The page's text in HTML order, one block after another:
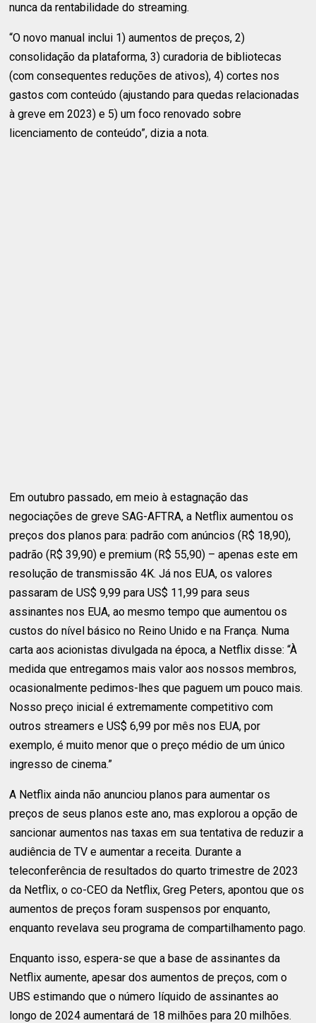
nunca da rentabilidade do streaming.
“O novo manual inclui 1) aumentos de preços, 2)
consolidação da plataforma, 3) curadoria de bibliotecas
(com consequentes reduções de ativos), 4) cortes nos
gastos com conteúdo (ajustando para quedas relacionadas
à greve em 2023) e 5) um foco renovado sobre
licenciamento de conteúdo”, dizia a nota.
Em outubro passado, em meio à estagnação das
negociações de greve SAG-AFTRA, a Netflix aumentou os
preços dos planos para: padrão com anúncios (R$ 18,90),
padrão (R$ 39,90) e premium (R$ 55,90) – apenas este em
resolução de transmissão 4K. Já nos EUA, os valores
passaram de US$ 9,99 para US$ 11,99 para seus
assinantes nos EUA, ao mesmo tempo que aumentou os
custos do nível básico no Reino Unido e na França. Numa
carta aos acionistas divulgada na época, a Netflix disse: “À
medida que entregamos mais valor aos nossos membros,
ocasionalmente pedimos-lhes que paguem um pouco mais.
Nosso preço inicial é extremamente competitivo com
outros streamers e US$ 6,99 por mês nos EUA, por
exemplo, é muito menor que o preço médio de um único
ingresso de cinema.”
A Netflix ainda não anunciou planos para aumentar os
preços de seus planos este ano, mas explorou a opção de
sancionar aumentos nas taxas em sua tentativa de reduzir a
audiência de TV e aumentar a receita. Durante a
teleconferência de resultados do quarto trimestre de 2023
da Netflix, o co-CEO da Netflix, Greg Peters, apontou que os
aumentos de preços foram suspensos por enquanto,
enquanto revelava seu programa de compartilhamento pago.
Enquanto isso, espera-se que a base de assinantes da
Netflix aumente, apesar dos aumentos de preços, com o
UBS estimando que o número líquido de assinantes ao
longo de 2024 aumentará de 18 milhões para 20 milhões.